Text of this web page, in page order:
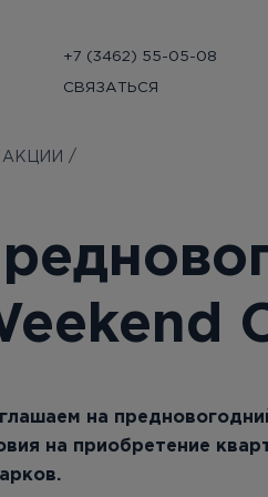
+7 (3462) 55-05-08
СВЯЗАТЬСЯ
АКЦИИ
на
на приобретение